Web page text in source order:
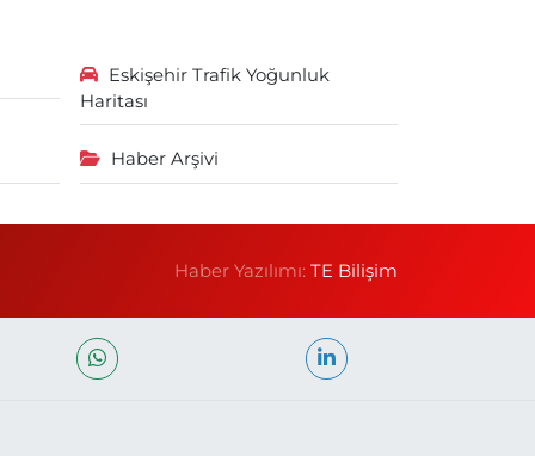
Eskişehir Trafik Yoğunluk
Haritası
Haber Arşivi
Haber Yazılımı:TE Bilişim